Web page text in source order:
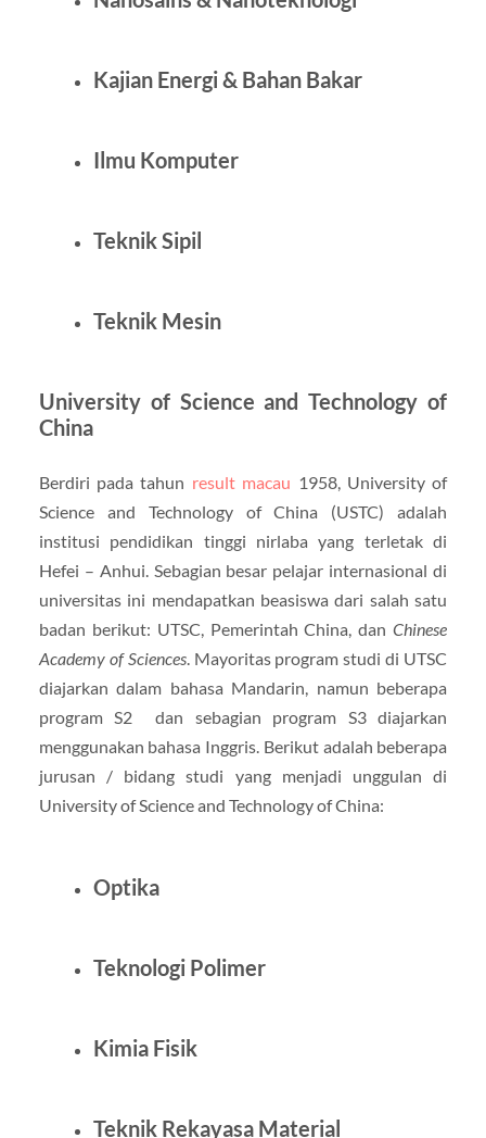
Kajian Energi & Bahan Bakar
Ilmu Komputer
Teknik Sipil
Teknik Mesin
University of Science and Technology of
China
Berdiri pada tahun result macau 1958, University of
Science and Technology of China (USTC) adalah
institusi pendidikan tinggi nirlaba yang terletak di
Hefei – Anhui. Sebagian besar pelajar internasional di
universitas ini mendapatkan beasiswa dari salah satu
badan berikut: UTSC, Pemerintah China, danChinese
Academy of Sciences. Mayoritas program studi di UTSC
diajarkan dalam bahasa Mandarin, namun beberapa
program S2 dan sebagian program S3 diajarkan
menggunakan bahasa Inggris. Berikut adalah beberapa
jurusan / bidang studi yang menjadi unggulan di
University of Science and Technology of China:
Optika
Teknologi Polimer
Kimia Fisik
Teknik Rekayasa Material